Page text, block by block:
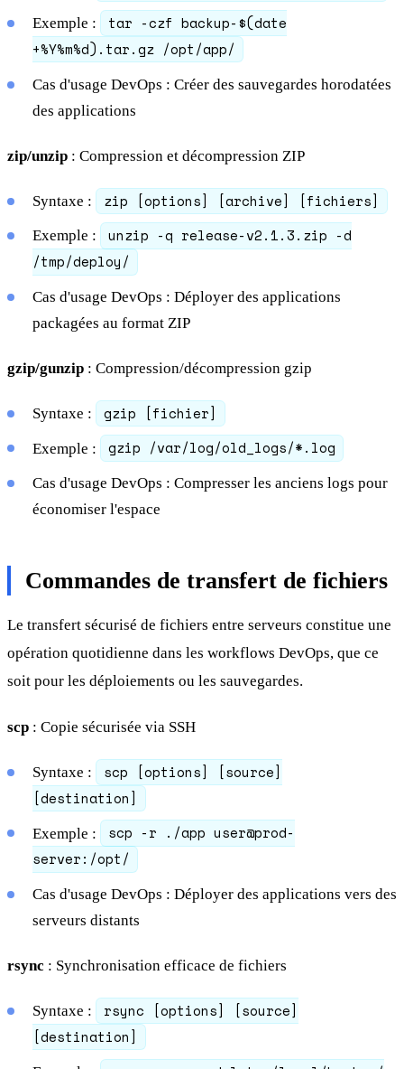
Exemple :
tar -czf backup-$(date
+%Y%m%d).tar.gz /opt/app/
Cas d'usage DevOps : Créer des sauvegardes horodatées
des applications
zip/unzip : Compression et décompression ZIP
Syntaxe : zip [options] [archive] [fichiers]
Exemple :
unzip -q release-v2.1.3.zip -d
/tmp/deploy/
Cas d'usage DevOps : Déployer des applications
packagées au format ZIP
gzip/gunzip : Compression/décompression gzip
Syntaxe : gzip [fichier]
Exemple : gzip /var/log/old_logs/*.log
Cas d'usage DevOps : Compresser les anciens logs pour
économiser l'espace
Commandes de transfert de fichiers
Le transfert sécurisé de fichiers entre serveurs constitue une
opération quotidienne dans les workflows DevOps, que ce
soit pour les déploiements ou les sauvegardes.
scp : Copie sécurisée via SSH
Syntaxe :
scp [options] [source]
[destination]
Exemple :
scp -r ./app user@prod-
server:/opt/
Cas d'usage DevOps : Déployer des applications vers des
serveurs distants
rsync : Synchronisation efficace de fichiers
Syntaxe :
rsync [options] [source]
[destination]